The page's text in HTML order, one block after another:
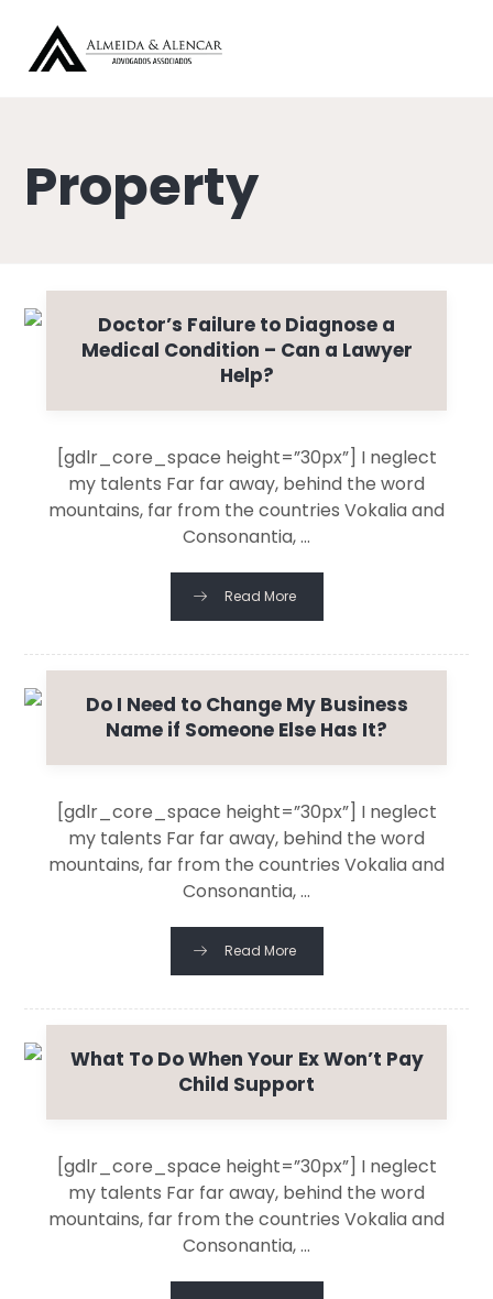
Property
Doctor’s Failure to Diagnose a
Medical Condition – Can a Lawyer
Help?
[gdlr_core_space height=”30px”] I neglect
my talents Far far away, behind the word
mountains, far from the countries Vokalia and
Consonantia, ...
Read More
Do I Need to Change My Business
Name if Someone Else Has It?
[gdlr_core_space height=”30px”] I neglect
my talents Far far away, behind the word
mountains, far from the countries Vokalia and
Consonantia, ...
Read More
What To Do When Your Ex Won’t Pay
Child Support
[gdlr_core_space height=”30px”] I neglect
my talents Far far away, behind the word
mountains, far from the countries Vokalia and
Consonantia, ...